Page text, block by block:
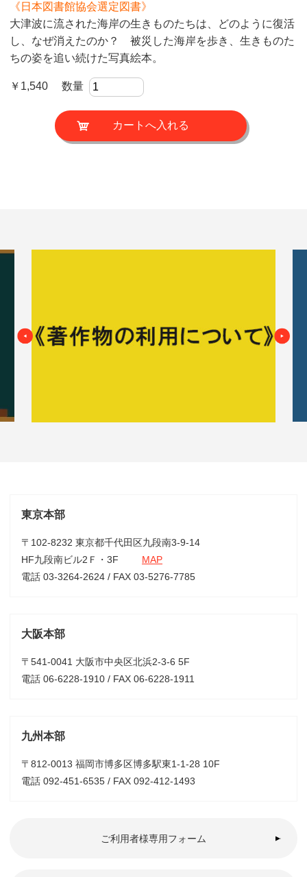
《日本図書館協会選定図書》
大津波に流された海岸の生きものたちは、どのように復活
し、なぜ消えたのか？ 被災した海岸を歩き、生きものた
ちの姿を追い続けた写真絵本。
￥1,540 数量
東京本部
〒102-8232 東京都千代田区九段南3-9-14
HF九段南ビル2Ｆ・3F
MAP
電話 03-3264-2624 / FAX 03-5276-7785
大阪本部
〒541-0041 大阪市中央区北浜2-3-6 5F
電話 06-6228-1910 / FAX 06-6228-1911
九州本部
〒812-0013 福岡市博多区博多駅東1-1-28 10F
電話 092-451-6535 / FAX 092-412-1493
ご利用者様専用フォーム